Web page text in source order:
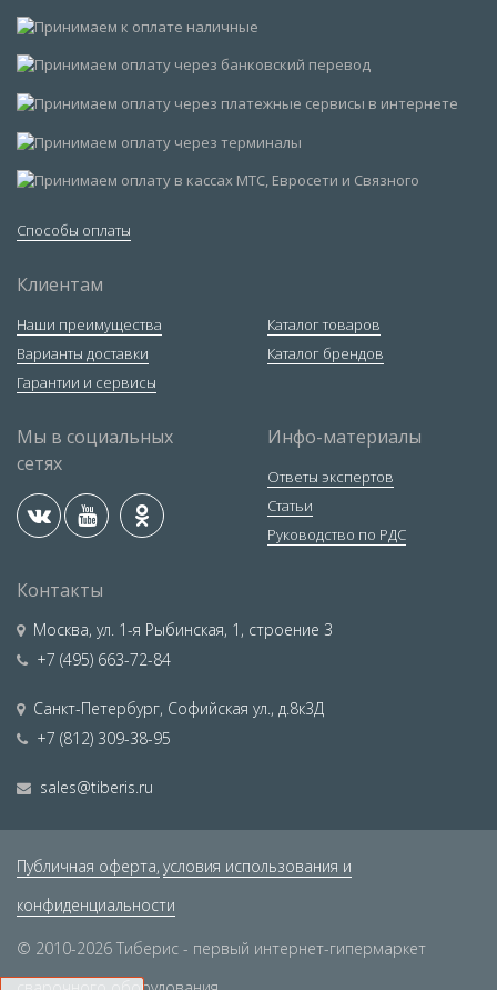
Способы оплаты
Клиентам
Наши преимущества
Варианты доставки
Гарантии и сервисы
Каталог товаров
Каталог брендов
Мы в социальных
сетях
Инфо-материалы
Ответы экспертов
Статьи
Руководство по РДС
Контакты
Москва, ул. 1-я Рыбинская, 1, строение 3
+7 (495) 663-72-84
Санкт-Петербург, Софийская ул., д.8к3Д
+7 (812) 309-38-95
sales@tiberis.ru
Публичная оферта, условия использования и
конфиденциальности
© 2010-2026 Тиберис - первый интернет-гипермаркет